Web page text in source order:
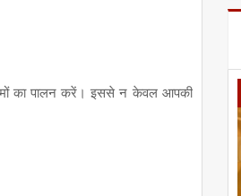
का पालन करें। इससे न केवल आपकी